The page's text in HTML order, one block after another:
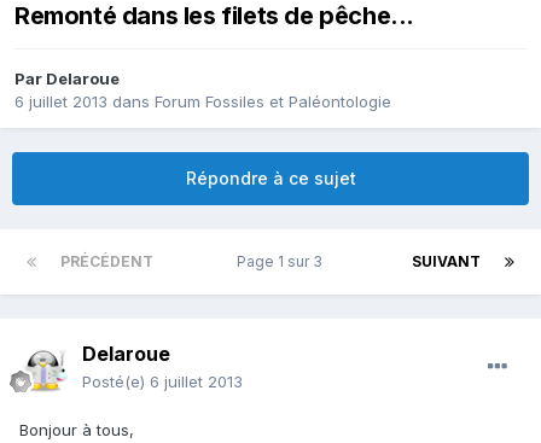
Remonté dans les filets de pêche...
Par Delaroue
6 juillet 2013 dans Forum Fossiles et Paléontologie
Répondre à ce sujet
PRÉCÉDENT SUIVANT
Page 1 sur 3
Delaroue
Posté(e) 6 juillet 2013
Bonjour à tous,